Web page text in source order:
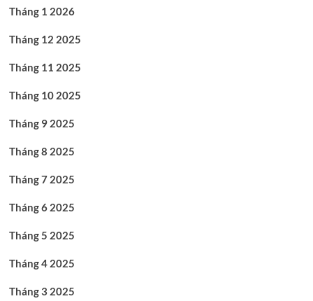
Tháng 1 2026
Tháng 12 2025
Tháng 11 2025
Tháng 10 2025
Tháng 9 2025
Tháng 8 2025
Tháng 7 2025
Tháng 6 2025
Tháng 5 2025
Tháng 4 2025
Tháng 3 2025